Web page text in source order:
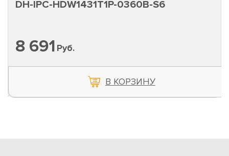
DH-IPC-HDW1431T1P-0360B-S6
8 691 Руб.
В КОРЗИНУ